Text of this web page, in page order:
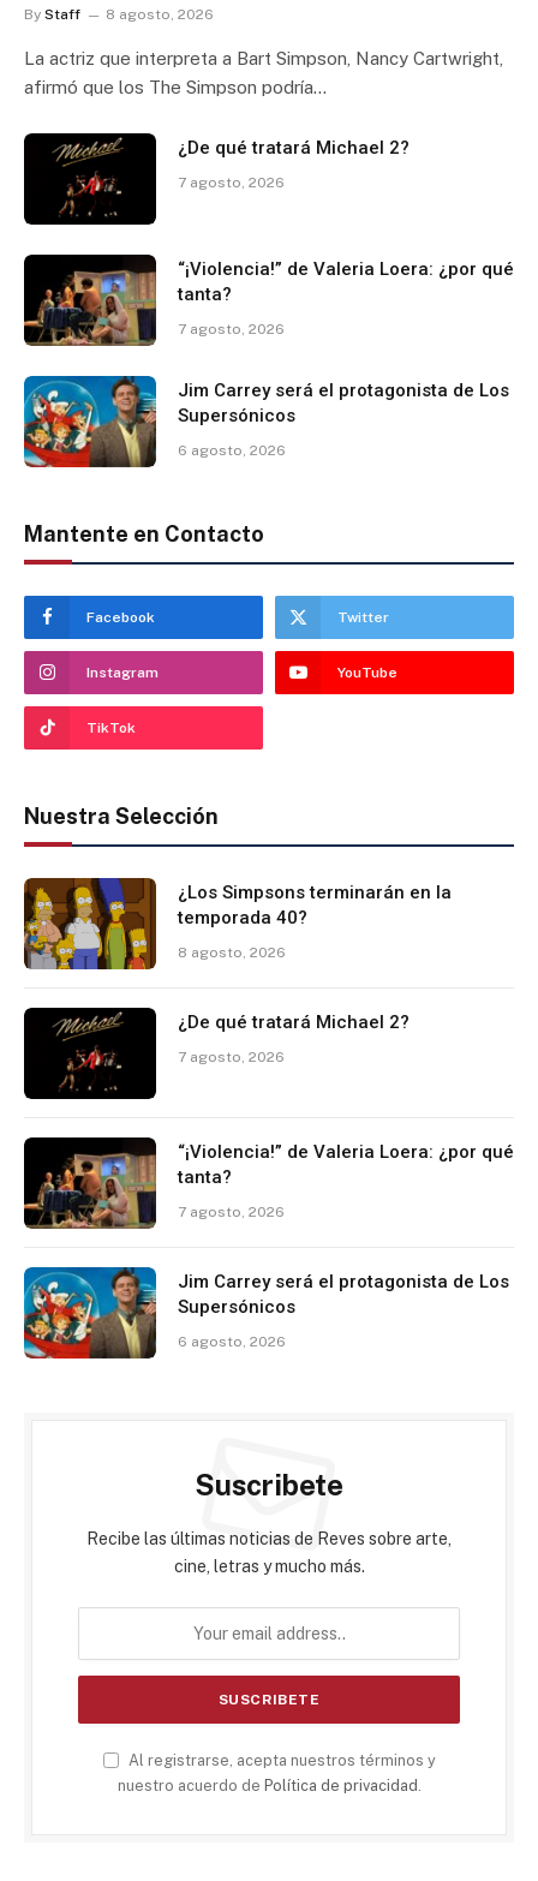
By Staff 8 agosto, 2026
La actriz que interpreta a Bart Simpson, Nancy Cartwright,
afirmó que los The Simpson podría…
¿De qué tratará Michael 2?
7 agosto, 2026
“¡Violencia!” de Valeria Loera: ¿por qué
tanta?
7 agosto, 2026
Jim Carrey será el protagonista de Los
Supersónicos
6 agosto, 2026
Mantente en Contacto
Facebook Twitter
Instagram YouTube
TikTok
Nuestra Selección
¿Los Simpsons terminarán en la
temporada 40?
8 agosto, 2026
¿De qué tratará Michael 2?
7 agosto, 2026
“¡Violencia!” de Valeria Loera: ¿por qué
tanta?
7 agosto, 2026
Jim Carrey será el protagonista de Los
Supersónicos
6 agosto, 2026
Suscribete
Recibe las últimas noticias de Reves sobre arte,
cine, letras y mucho más.
Al registrarse, acepta nuestros términos y
nuestro acuerdo de Política de privacidad .